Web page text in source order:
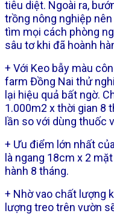
tiêu diệt. Ngoài ra,
trồng nông nghiệp
tìm mọi cách phòng
sâu tơ khi đã hoành
+ Với Keo bẫy màu
farm Đồng Nai thử
lại hiệu quả bất ngờ.
1.000m2 x thời gian 8
lần so với dùng thuốc
+ Ưu điểm lớn nhất
là ngang 18cm x 2
hành 8 tháng.
+ Nhờ vao chất lượng
lượng treo trên vườn